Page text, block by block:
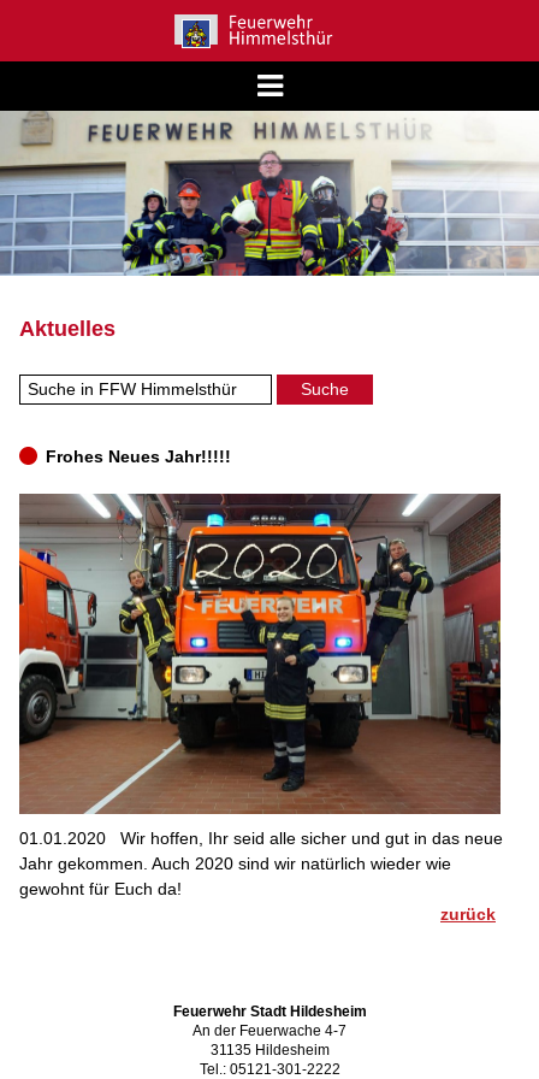
Aktuelles
Frohes Neues Jahr!!!!!
01.01.2020 Wir hoffen, Ihr seid alle sicher und gut in das neue
Jahr gekommen. Auch 2020 sind wir natürlich wieder wie
gewohnt für Euch da!
zurück
Feuerwehr Stadt Hildesheim
An der Feuerwache 4-7
31135 Hildesheim
Tel.: 05121-301-2222